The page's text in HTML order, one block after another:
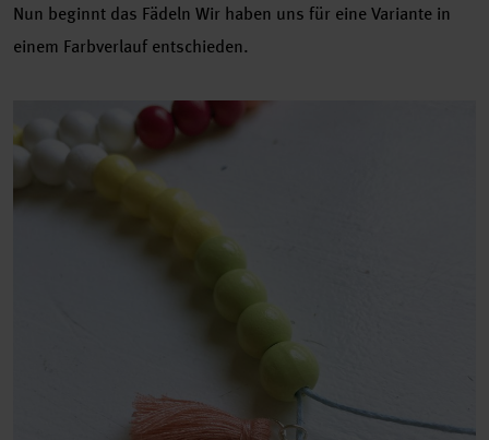
Nun beginnt das Fädeln Wir haben uns für eine Variante in
einem Farbverlauf entschieden.